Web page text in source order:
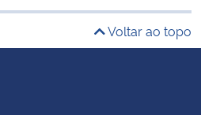
Voltar ao topo